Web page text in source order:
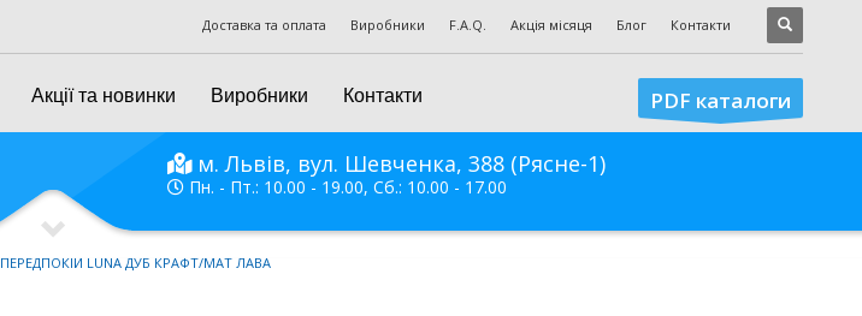
Доставка та оплата Виробники F.A.Q. Акція місяця Блог Контакти
Акції та новинки Виробники Контакти PDF каталоги
м. Львів, вул. Шевченка, 388 (Рясне-1)
Пн. - Пт.: 10.00 - 19.00, Сб.: 10.00 - 17.00
ПЕРЕДПОКІЙ LUNA ДУБ КРАФТ/МАТ ЛАВА